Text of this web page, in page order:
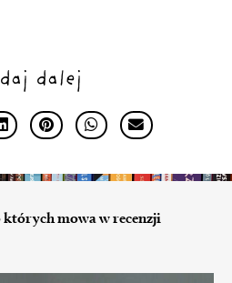
dalej
których mowa w recenzji